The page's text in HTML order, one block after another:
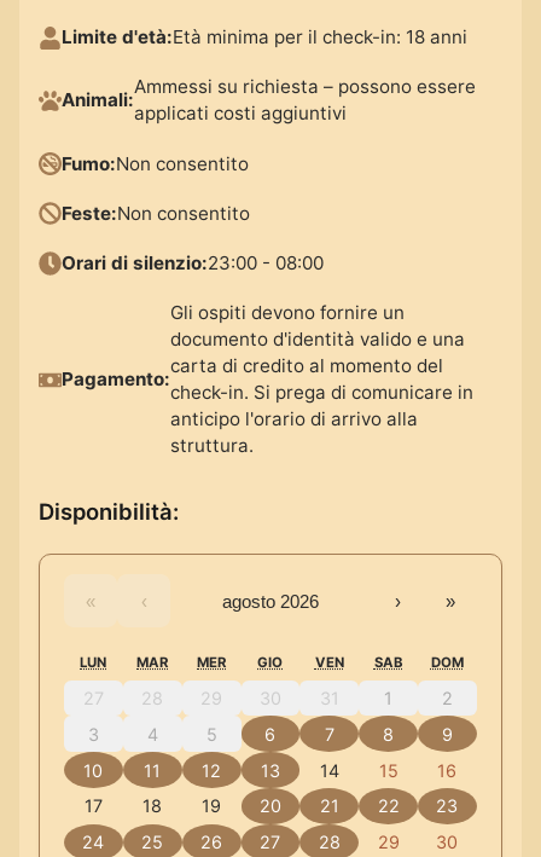
Limite d'età:Età minima per il check-in: 18 anni
Animali:
Ammessi su richiesta – possono essere
applicati costi aggiuntivi
Fumo:Non consentito
Feste:Non consentito
Orari di silenzio:23:00 - 08:00
Pagamento:
Gli ospiti devono fornire un
documento d'identità valido e una
carta di credito al momento del
check-in. Si prega di comunicare in
anticipo l'orario di arrivo alla
struttura.
Disponibilità:
« ‹ agosto 2026 › »
LUN MAR MER GIO VEN SAB DOM
27 28 29 30 31 1
2
3
4 5 6 7 8
9
10
11 12 13 14 15
16
17
18 19 20 21 22
23
24
25 26 27 28 29
30